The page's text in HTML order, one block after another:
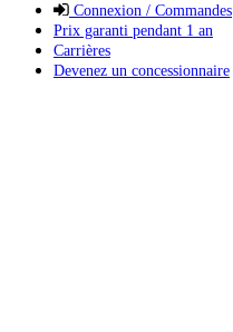
Connexion / Commandes
Prix garanti pendant 1 an
Carrières
Devenez un concessionnaire